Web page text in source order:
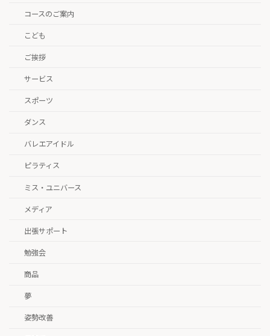
コースのご案内
こども
ご挨拶
サービス
スポーツ
ダンス
バレエアイドル
ピラティス
ミス・ユニバース
メディア
出張サポート
勉強会
商品
夢
姿勢改善